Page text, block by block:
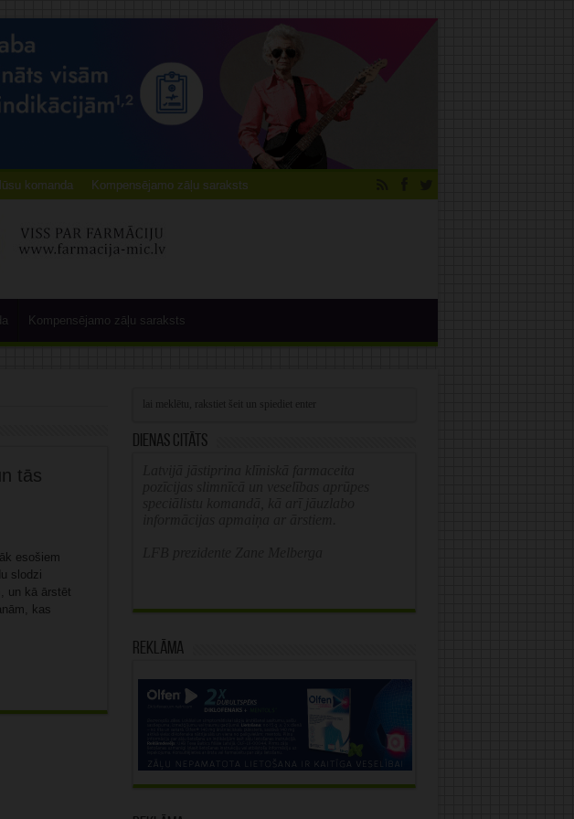
komanda Kompensējamo zāļu saraksts
Kompensējamo zāļu saraksts
tās
esošiem
slodzi
un kā ārstēt
kas
Dienas citāts
Reklāma